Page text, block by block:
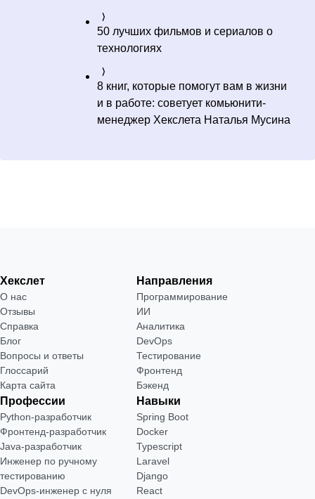
50 лучших фильмов и сериалов о
технологиях
8 книг, которые помогут вам в жизни
и в работе: советует комьюнити-
менеджер Хекслета Наталья Мусина
Хекслет
О нас
Отзывы
Справка
Блог
Вопросы и ответы
Глоссарий
Карта сайта
Направления
Программирование
ИИ
Аналитика
DevOps
Тестирование
Фронтенд
Бэкенд
Профессии
Python-разработчик
Фронтенд-разработчик
Java-разработчик
Инженер по ручному
тестированию
DevOps-инженер с нуля
Навыки
Spring Boot
Docker
Typescript
Laravel
Django
React